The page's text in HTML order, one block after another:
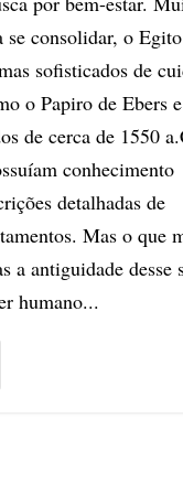
se consolidar, o Egito
sofisticados de
o Papiro de Ebers
de cerca de 1550
conhecimento
detalhadas de
Mas o que
a antiguidade desse
humano...